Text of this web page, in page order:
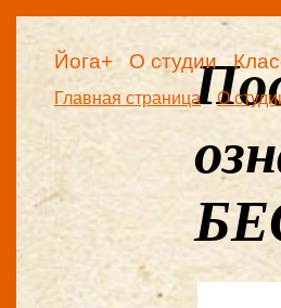
Йога+ О студии
Главная страница О